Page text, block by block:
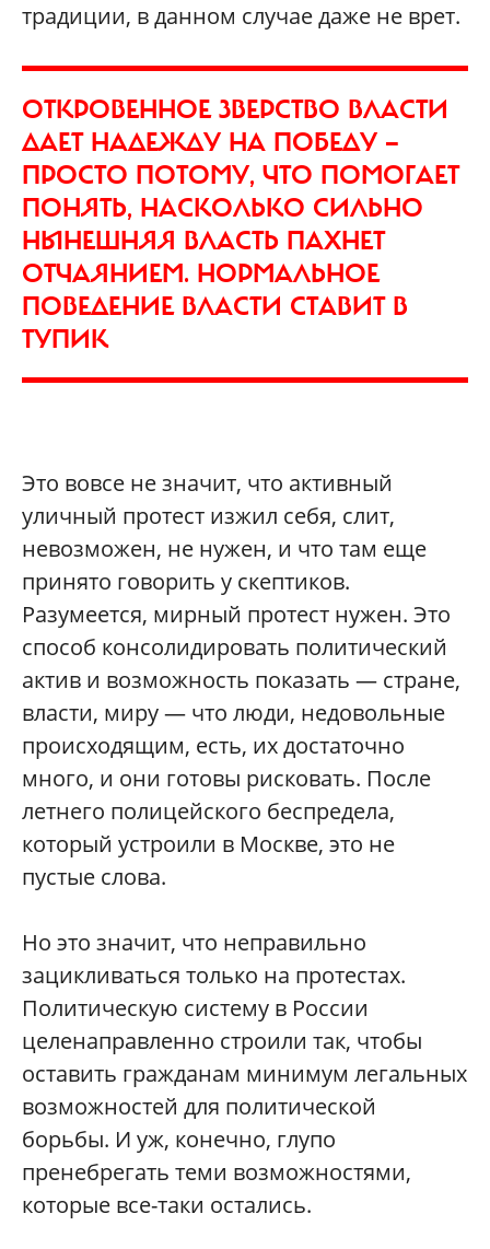
традиции, в данном случае даже не врет.
ОТКРОВЕННОЕ ЗВЕРСТВО ВЛАСТИ
ДАЕТ НАДЕЖДУ НА ПОБЕДУ —
ПРОСТО ПОТОМУ, ЧТО ПОМОГАЕТ
ПОНЯТЬ, НАСКОЛЬКО СИЛЬНО
НЫНЕШНЯЯ ВЛАСТЬ ПАХНЕТ
ОТЧАЯНИЕМ. НОРМАЛЬНОЕ
ПОВЕДЕНИЕ ВЛАСТИ СТАВИТ В
ТУПИК
Это вовсе не значит, что активный
уличный протест изжил себя, слит,
невозможен, не нужен, и что там еще
принято говорить у скептиков.
Разумеется, мирный протест нужен. Это
способ консолидировать политический
актив и возможность показать — стране,
власти, миру — что люди, недовольные
происходящим, есть, их достаточно
много, и они готовы рисковать. После
летнего полицейского беспредела,
который устроили в Москве, это не
пустые слова.
Но это значит, что неправильно
зацикливаться только на протестах.
Политическую систему в России
целенаправленно строили так, чтобы
оставить гражданам минимум легальных
возможностей для политической
борьбы. И уж, конечно, глупо
пренебрегать теми возможностями,
которые все-таки остались.